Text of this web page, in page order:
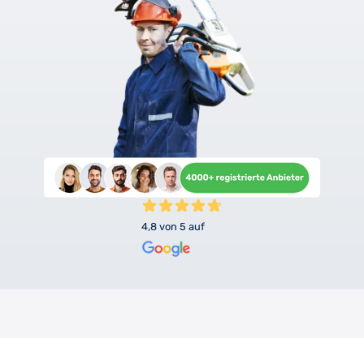
4,8 von 5 auf